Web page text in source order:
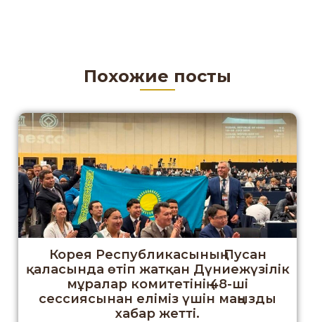
Похожие посты
Корея Республикасының Пусан
қаласында өтіп жатқан Дүниежүзілік
мұралар комитетінің 48-ші
сессиясынан еліміз үшін маңызды
хабар жетті.